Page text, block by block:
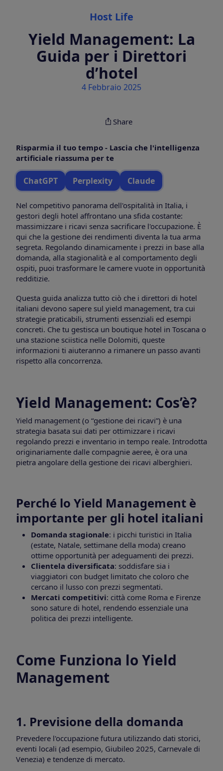
Host Life
Yield Management: La
Guida per i Direttori
d’hotel
4 Febbraio 2025
Share
Risparmia il tuo tempo - Lascia che l'intelligenza
artificiale riassuma per te
ChatGPT Perplexity Claude
Nel competitivo panorama dell'ospitalità in Italia, i
gestori degli hotel affrontano una sfida costante:
massimizzare i ricavi senza sacrificare l'occupazione. È
qui che la gestione dei rendimenti diventa la tua arma
segreta. Regolando dinamicamente i prezzi in base alla
domanda, alla stagionalità e al comportamento degli
ospiti, puoi trasformare le camere vuote in opportunità
redditizie.
Questa guida analizza tutto ciò che i direttori di hotel
italiani devono sapere sul yield management, tra cui
strategie praticabili, strumenti essenziali ed esempi
concreti. Che tu gestisca un boutique hotel in Toscana o
una stazione sciistica nelle Dolomiti, queste
informazioni ti aiuteranno a rimanere un passo avanti
rispetto alla concorrenza.
Yield Management: Cos’è?
Yield management (o “gestione dei ricavi”) è una
strategia basata sui dati per ottimizzare i ricavi
regolando prezzi e inventario in tempo reale. Introdotta
originariamente dalle compagnie aeree, è ora una
pietra angolare della gestione dei ricavi alberghieri.
Perché lo Yield Management è
importante per gli hotel italiani
Domanda stagionale: i picchi turistici in Italia
(estate, Natale, settimane della moda) creano
ottime opportunità per adeguamenti dei prezzi.
Clientela diversificata: soddisfare sia i
viaggiatori con budget limitato che coloro che
cercano il lusso con prezzi segmentati.
Mercati competitivi: città come Roma e Firenze
sono sature di hotel, rendendo essenziale una
politica dei prezzi intelligente.
Come Funziona lo Yield
Management
1. Previsione della domanda
Prevedere l'occupazione futura utilizzando dati storici,
eventi locali (ad esempio, Giubileo 2025, Carnevale di
Venezia) e tendenze di mercato.